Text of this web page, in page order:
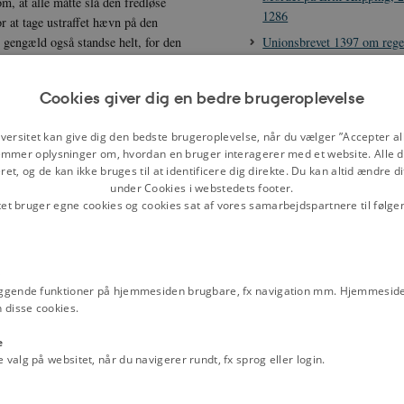
at tage ustraffet hævn på den
også standse helt, for den
ikke blot den krænkede
egne embedsmænd fik ret
der straffedes med bøde til den
alvorlige, at de ikke kunne sones
højmiddelalderen gjorde sig
Indtil begyndelsen af 1200-
til den dræbtes slægtninge,
i kirke eller på tinge, som
Jyske Lov, som
overlagt manddrab.
der var henholdsvis bødemål
med lovens højeste bøder,
Jyske Lov skal straffes med
1286
Unionsbrevet 1397 om
Udvalgte lovbestemmelser
1241
Dommen i sagen mod
drabsmænd, 8.-10.
Film
Jyske Lov 1241 - med lov
Kongemagten
Emneord
Cookies giver dig en bedre brugeroplevelse
kan give dig den bedste brugeroplevelse, når du vælger ”Accepter
oplysninger om, hvordan en bruger interagerer med et website. Alle
og de kan ikke bruges til at identificere dig direkte. Du kan altid ændre
under Cookies i webstedets footer.
bruger egne cookies og cookies sat af vores samarbejdspartnere til
funktioner på hjemmesiden brugbare, fx navigation mm.
disse cookies.
valg på websitet, når du navigerer rundt, fx sprog eller login.